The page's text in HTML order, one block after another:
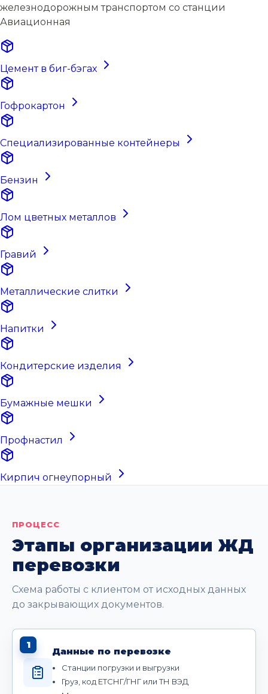
железнодорожным транспортом со станции
Авиационная
Цемент в биг-бэгах
Гофрокартон
Специализированные контейнеры
Бензин
Лом цветных металлов
Гравий
Металлические слитки
Напитки
Кондитерские изделия
Бумажные мешки
Профнастил
Кирпич огнеупорный
ПРОЦЕСС
Этапы организации ЖД
перевозки
Схема работы с клиентом от исходных данных
до закрывающих документов.
1
Данные по перевозке
Станции погрузки и выгрузки
Груз, код ЕТСНГ/ГНГ или ТН ВЭД